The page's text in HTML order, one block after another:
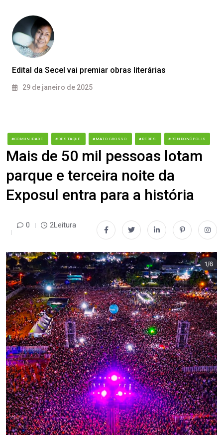
Edital da Secel vai premiar obras literárias
29 de janeiro de 2025
#COMUNIDADE #DESTAQUE #MATO GROSSO #REDES #RONDONÓPOLIS
Mais de 50 mil pessoas lotam
parque e terceira noite da
Exposul entra para a história
0 2Leitura